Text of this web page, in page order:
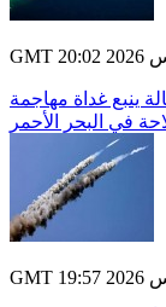
ينبع غداة مهاجمة
في البحر الأحمر